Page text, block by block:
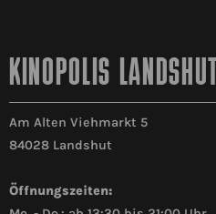
KINOPOLIS LANDSHUT
Am Alten Viehmarkt 5
84028 Landshut
Öffnungszeiten: